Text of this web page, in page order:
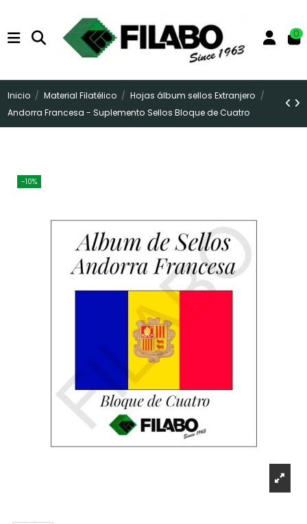
0
Inicio Material Filatélico
Hojas álbum sellos Extranjero
Andorra Francesa - Suplemento Sellos Bloque de Cuatro
-10%